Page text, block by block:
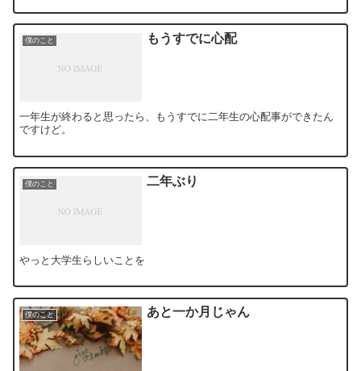
僕のこと もうすでに心配
一年生が終わると思ったら、もうすでに二年生の心配事ができたん
ですけど。
僕のこと 二年ぶり
やっと大学生らしいことを
僕のこと あと一か月じゃん